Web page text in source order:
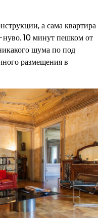
а сама квартира
нуво. 10 минут пешком от
шума по под
размещения в